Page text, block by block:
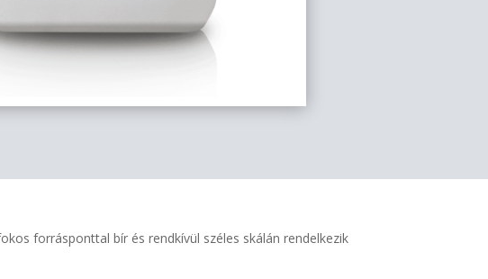
forrásponttal bír és rendkívül széles skálán rendelkezik